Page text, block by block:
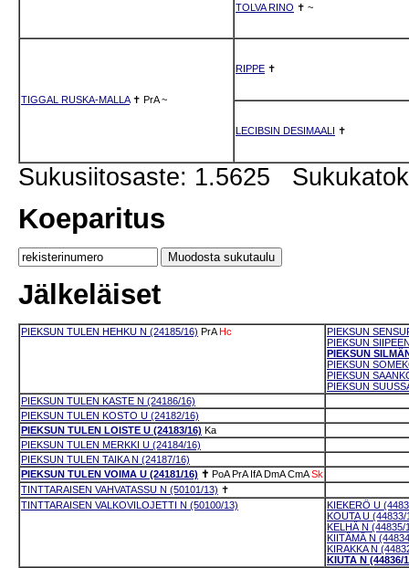
TOLVA RINO ✝ ~
TIGGAL RUSKA-MALLA✝ PrA ~
RIPPE ✝
LECIBSIN DESIMAALI ✝
Sukusiitosaste: 1.5625
Koeparitus
Jälkeläiset
PIEKSUN TULEN HEHKU N (24185/16) PrA Hc
PIEKSUN
PIEKSUN
PIEKSUN
PIEKSUN
PIEKSUN
PIEKSUN
PIEKSUN TULEN KASTE N (24186/16)
PIEKSUN TULEN KOSTO U (24182/16)
PIEKSUN TULEN LOISTE U (24183/16) Ka
PIEKSUN TULEN MERKKI U (24184/16)
PIEKSUN TULEN TAIKA N (24187/16)
PIEKSUN TULEN VOIMA U (24181/16) ✝ PoA PrA IfA DmA CmA Sk
TINTTARAISEN VAHVATASSU N (50101/13) ✝
TINTTARAISEN VALKOVILOJETTI N (50100/13)
KIEKERÖ U
KOUTA U (44833/
KELHÄ N (44835/
KIITÄMÄ N
KIRAKKA N
KIUTA N (44836/